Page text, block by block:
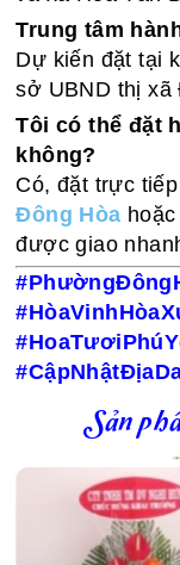
Trung tâm
Dự kiến đặt tại
sở UBND thị
Tôi có thể đặt
không?
Có, đặt trực
Đông Hòa
được giao
Sản